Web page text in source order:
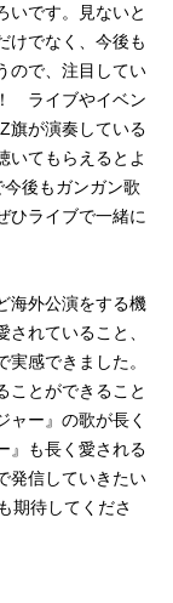
いです。見ないと
でなく、今後も
ので、注目してい
ライブやイベン
旗が演奏している
いてもらえるとよ
後もガンガン歌
ひライブで一緒に
海外公演をする機
れていること、
感できました。
ことができること
ャー』の歌が長く
』も長く愛される
発信していきたい
期待してくださ